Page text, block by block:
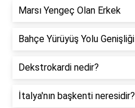
Marsı Yengeç Olan Erkek
Bahçe Yürüyüş Yolu Genişliği
Dekstrokardi nedir?
İtalya'nın başkenti neresidir?